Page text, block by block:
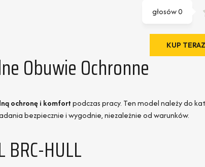
głosów0
KUP
Obuwie Ochronne
ochronę i komfortpodczas pracy. Ten model należy do
bezpiecznie i wygodnie, niezależnie od warunków.
HULL